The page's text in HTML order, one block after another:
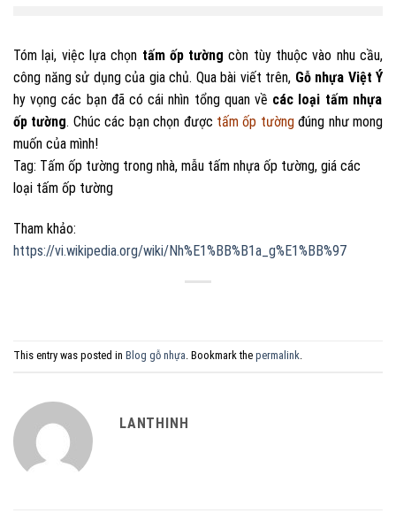
Tóm lại, việc lựa chọn tấm ốp tường còn tùy thuộc vào nhu cầu,
công năng sử dụng của gia chủ. Qua bài viết trên, Gỗ nhựa Việt Ý
hy vọng các bạn đã có cái nhìn tổng quan về các loại tấm nhựa
ốp tường. Chúc các bạn chọn được tấm ốp tườngđúng như mong
muốn của mình!
Tag: Tấm ốp tường trong nhà, mẫu tấm nhựa ốp tường, giá các
loại tấm ốp tường
Tham khảo:
https://vi.wikipedia.org/wiki/Nh%E1%BB%B1a_g%E1%BB%97
This entry was posted in Blog gỗ nhựa. Bookmark the permalink.
LANTHINH